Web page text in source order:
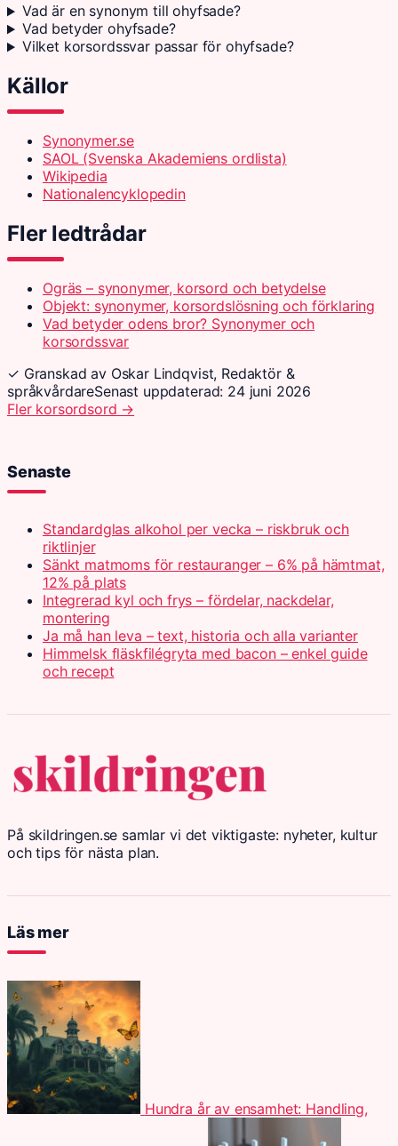
Vad är en synonym till ohyfsade?
Vad betyder ohyfsade?
Vilket korsordssvar passar för ohyfsade?
Källor
Synonymer.se
SAOL (Svenska Akademiens ordlista)
Wikipedia
Nationalencyklopedin
Fler ledtrådar
Ogräs – synonymer, korsord och betydelse
Objekt: synonymer, korsordslösning och förklaring
Vad betyder odens bror? Synonymer och
korsordssvar
✓ Granskad av Oskar Lindqvist, Redaktör &
språkvårdareSenast uppdaterad: 24 juni 2026
Fler korsordsord →
Senaste
Standardglas alkohol per vecka – riskbruk och
riktlinjer
Sänkt matmoms för restauranger – 6% på hämtmat,
12% på plats
Integrerad kyl och frys – fördelar, nackdelar,
montering
Ja må han leva – text, historia och alla varianter
Himmelsk fläskfilégryta med bacon – enkel guide
och recept
På skildringen.se samlar vi det viktigaste: nyheter, kultur
och tips för nästa plan.
Läs mer
Hundra år av ensamhet: Handling,